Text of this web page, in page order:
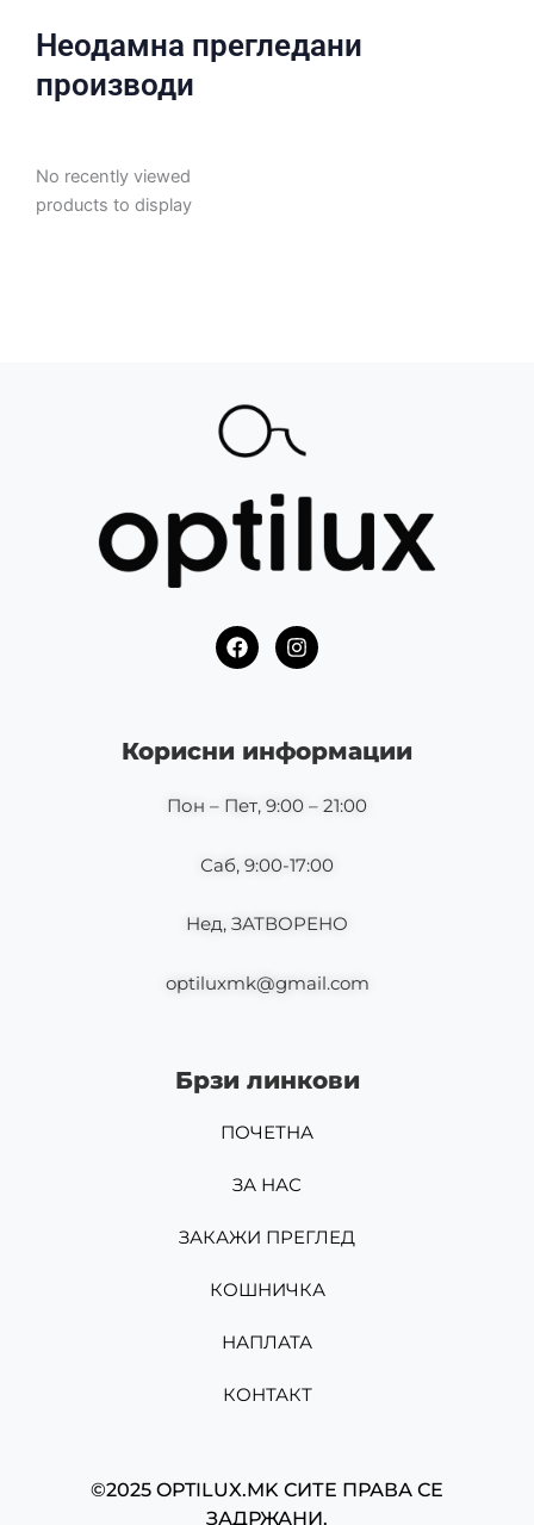
Неодамна прегледани
производи
No recently viewed
products to display
F
a
o
o
I
n
g
r
m
Корисни информации
Пон – Пет, 9:00 – 21:00
Саб, 9:00-17:00
Нед, ЗАТВОРЕНО
optiluxmk@gmail.com
Брзи линкови
ПОЧЕТНА
ЗА НАС
ЗАКАЖИ ПРЕГЛЕД
КОШНИЧКА
НАПЛАТА
КОНТАКТ
©2025 OPTILUX.MK СИТЕ ПРАВА СЕ
ЗАДРЖАНИ.